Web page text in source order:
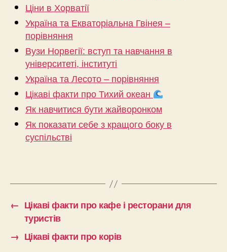
Ціни в Хорватії
Україна та Екваторіальна Гвінея –
порівняння
Вузи Норвегії: вступ та навчання в
університеті, інституті
Україна та Лесото – порівняння
Цікаві факти про Тихий океан
Як навчитися бути жайворонком
Як показати себе з кращого боку в
суспільстві
← Цікаві факти про кафе і ресторани для
туристів
→ Цікаві факти про корів